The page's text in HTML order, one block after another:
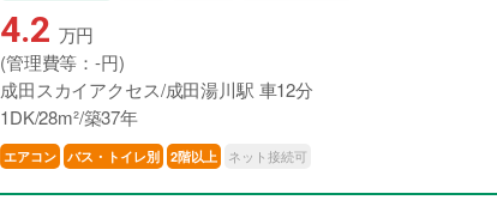
4.2 万円
(管理費等：-円)
成田スカイアクセス/成田湯川駅 車12分
1DK/28m²/築37年
エアコン バス・トイレ別 2階以上 ネット接続可